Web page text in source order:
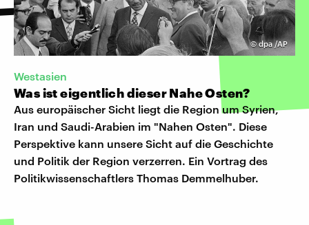
©dpa /AP
Westasien
Was ist eigentlich dieser Nahe Osten?
Aus europäischer Sicht liegt die Region um Syrien,
Iran und Saudi-Arabien im "Nahen Osten". Diese
Perspektive kann unsere Sicht auf die Geschichte
und Politik der Region verzerren. Ein Vortrag des
Politikwissenschaftlers Thomas Demmelhuber.